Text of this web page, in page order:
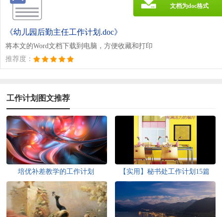
《幼儿园后勤主任工作计划.doc》
将本文的Word文档下载到电脑，方便收藏和打印
推荐度：
文档为doc格式
工作计划图文推荐
培优补差教学的工作计划 【实用】秘书处工作计划15篇